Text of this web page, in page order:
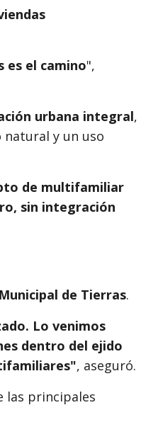
el camino",
urbana integral,
y un uso
de multifamiliar
sin integración
de Tierras.
Lo venimos
dentro del ejido
, aseguró.
las principales